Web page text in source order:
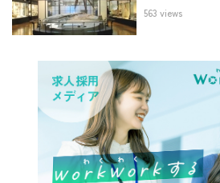
563 views